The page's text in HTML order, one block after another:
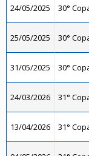
24/05/2025 30°
25/05/2025 30°
31/05/2025 30°
24/03/2026 31°
13/04/2026 31°